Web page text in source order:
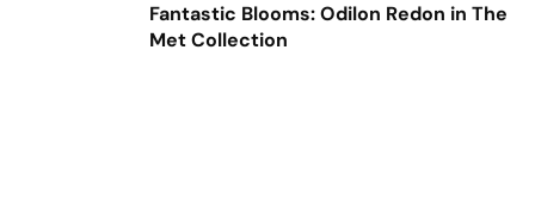
Fantastic Blooms: Odilon Redon in The
Met Collection